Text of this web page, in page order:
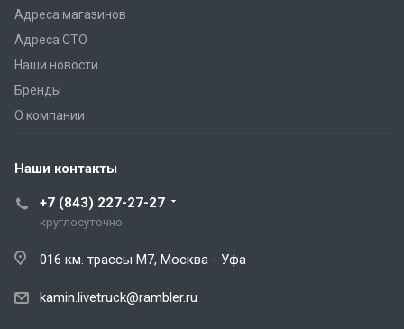
Адреса магазинов
Адреса СТО
Наши новости
Бренды
О компании
Наши контакты
+7 (843) 227-27-27
круглосуточно
016 км. трассы М7, Москва - Уфа
kamin.livetruck@rambler.ru